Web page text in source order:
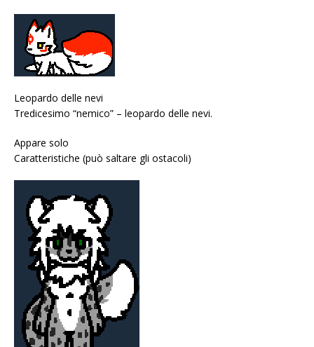
Leopardo delle nevi
Tredicesimo “nemico” – leopardo delle nevi.
Appare solo
Caratteristiche (può saltare gli ostacoli)